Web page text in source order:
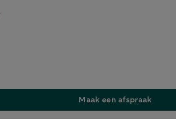
Maak een afspraak